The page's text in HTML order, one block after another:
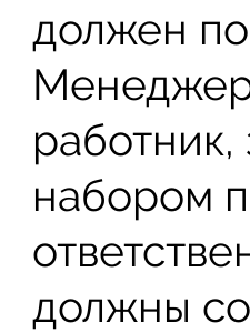
должен
набором
должны